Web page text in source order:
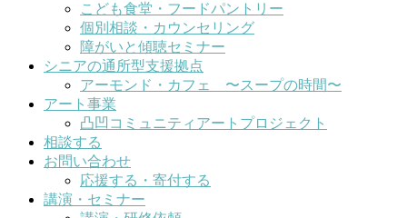
こども食堂・フードパントリー
個別相談・カウンセリング
障がいと傾聴セミナー
シニアの通所型支援拠点
アーモンド・カフェ 〜スープの時間〜
アート事業
凸凹コミュニティアートプロジェクト
相談する
お問い合わせ
応援する・寄付する
講演・セミナー